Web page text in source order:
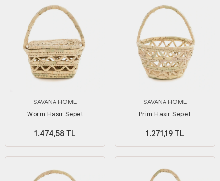
SAVANA HOME
Worm Hasır Sepet
1.474,58 TL
SAVANA HOME
Prim Hasır SepeT
1.271,19 TL